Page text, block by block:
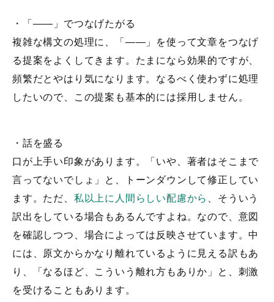
・「――」でつなげたがる
複雑な構文の処理に、「――」を使って文章をつなげ
る提案をよくしてきます。たまになら効果的ですが、
頻繁だとやはり気になります。なるべく使わずに処理
したいので、この提案も基本的には採用しません。
・話を盛る
口が上手い印象があります。「いや、著者はそこまで
言ってないでしょ」と、トーンダウンして修正してい
ます。ただ、 私以上に人間らしい配慮から
、そういう
訳出をしている場合もあるんですよね。なので、意図
を確認しつつ、場合によっては反映させています。中
には、原文からかなり離れているように見える訳もあ
り、「なるほど、こういう離れ方もありか」と、刺激
を受けることもあります。